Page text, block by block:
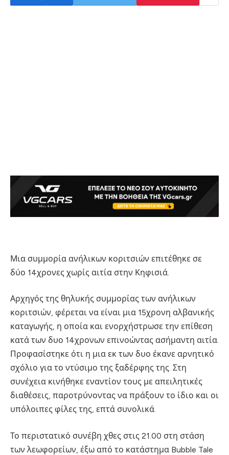
Μια συμμορία ανήλικων κοριτσιών επιτέθηκε σε
δύο 14χρονες χωρίς αιτία στην Κηφισιά.
Αρχηγός της θηλυκής συμμορίας των ανήλικων
κοριτσιών, φέρεται να είναι μια 15χρονη αλβανικής
καταγωγής, η οποία και ενορχήστρωσε την επίθεση
κατά των δυο 14χρονων επινοώντας ασήμαντη αιτία.
Προφασίστηκε ότι η μια εκ των δυο έκανε αρνητικό
σχόλιο για το ντύσιμο της ξαδέρφης της. Στη
συνέχεια κινήθηκε εναντίον τους με απειλητικές
διαθέσεις, παροτρύνοντας να πράξουν το ίδιο και οι
υπόλοιπες φίλες της, επτά συνολικά.
Το περιστατικό συνέβη χθες στις 21.00 στη στάση
των λεωφορείων, έξω από το κατάστημα Bubble Tale